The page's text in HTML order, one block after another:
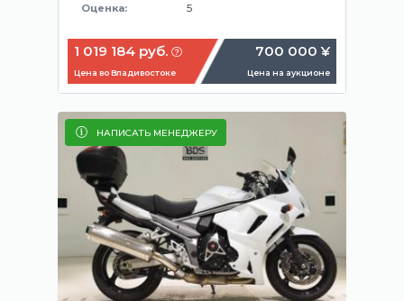
Оценка: 5
1 019 184 руб.
Цена во Владивостоке
700 000 ¥
Цена на аукционе
НАПИСАТЬ МЕНЕДЖЕРУ